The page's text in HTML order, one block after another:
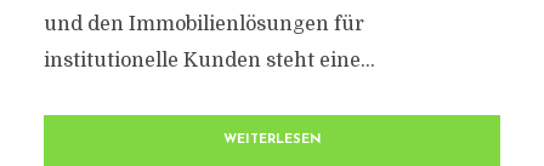
und den Immobilienlösungen für
institutionelle Kunden steht eine...
WEITERLESEN